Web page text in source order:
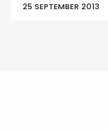
25 SEPTEMBER 2013